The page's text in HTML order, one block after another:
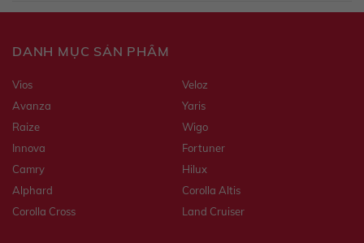
DANH MỤC SẢN PHẨM
Vios
Veloz
Avanza
Yaris
Raize
Wigo
Innova
Fortuner
Camry
Hilux
Alphard
Corolla Altis
Corolla Cross
Land Cruiser